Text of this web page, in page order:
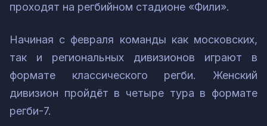
проходят на регбийном стадионе «Фили».
Начиная с февраля команды как московских,
так и региональных дивизионов играют в
формате классического регби. Женский
дивизион пройдёт в четыре тура в формате
регби-7.